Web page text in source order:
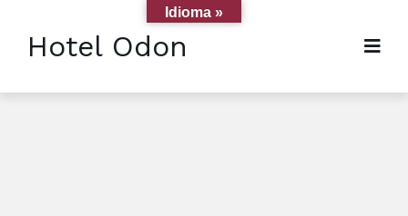
Hotel Odon
Idioma »